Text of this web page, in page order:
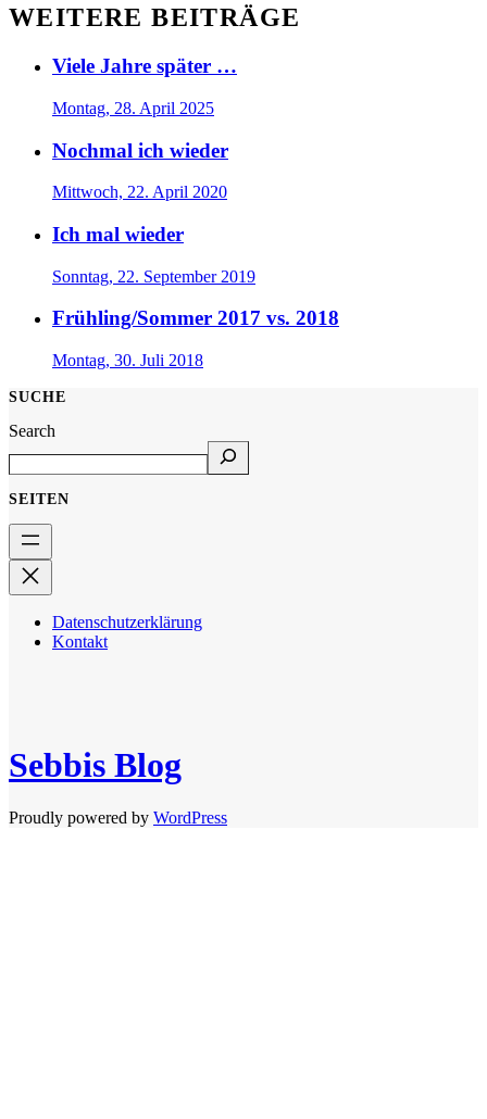
WEITERE BEITRÄGE
Viele Jahre später …
Montag, 28. April 2025
Nochmal ich wieder
Mittwoch, 22. April 2020
Ich mal wieder
Sonntag, 22. September 2019
Frühling/Sommer 2017 vs. 2018
Montag, 30. Juli 2018
SUCHE
Search
SEITEN
Datenschutzerklärung
Kontakt
Sebbis Blog
Proudly powered by WordPress